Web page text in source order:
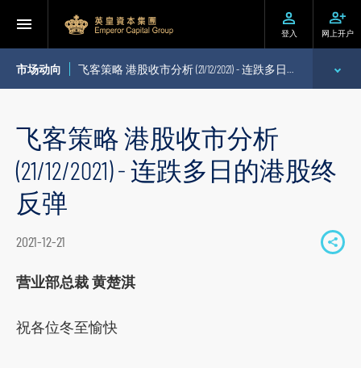
登入 网上开户
市场动向 飞客策略 港股收市分析 (21/12/2021) - 连跌多日的港股终反弹
个股推介
公司研究报告
飞客策略 港股收市分析
(21/12/2021) - 连跌多日的港股终
反弹
2021-12-21
S
营业部总裁 黄楚淇
祝各位冬至愉快